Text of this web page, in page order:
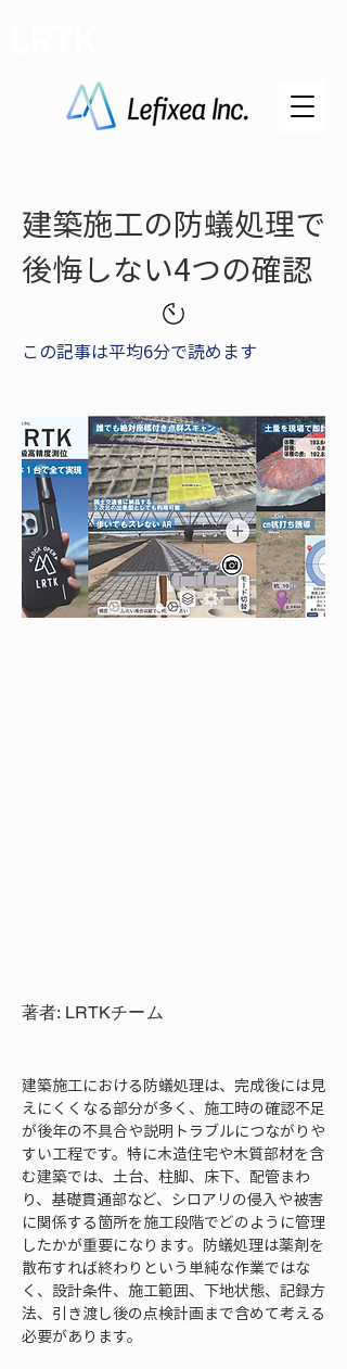
建築施工の防蟻処理で
後悔しない4つの確認
この記事は平均6分で読めます
著者: LRTKチーム
建築施工における防蟻処理は、完成後には見
えにくくなる部分が多く、施工時の確認不足
が後年の不具合や説明トラブルにつながりや
すい工程です。特に木造住宅や木質部材を含
む建築では、土台、柱脚、床下、配管まわ
り、基礎貫通部など、シロアリの侵入や被害
に関係する箇所を施工段階でどのように管理
したかが重要になります。防蟻処理は薬剤を
散布すれば終わりという単純な作業ではな
く、設計条件、施工範囲、下地状態、記録方
法、引き渡し後の点検計画まで含めて考える
必要があります。